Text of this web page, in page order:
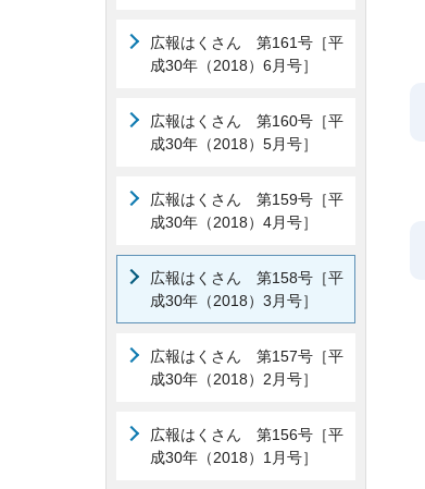
広報はくさん 第161号［平
成30年（2018）6月号］
広報はくさん 第160号［平
成30年（2018）5月号］
広報はくさん 第159号［平
成30年（2018）4月号］
広報はくさん 第158号［平
成30年（2018）3月号］
広報はくさん 第157号［平
成30年（2018）2月号］
広報はくさん 第156号［平
成30年（2018）1月号］